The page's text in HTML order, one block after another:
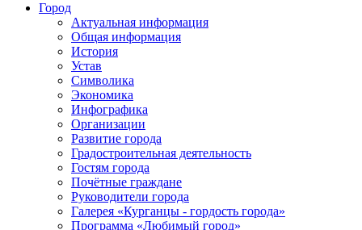
Город
Актуальная информация
Общая информация
История
Устав
Символика
Экономика
Инфографика
Организации
Развитие города
Градостроительная деятельность
Гостям города
Почётные граждане
Руководители города
Галерея «Курганцы - гордость города»
Программа «Любимый город»